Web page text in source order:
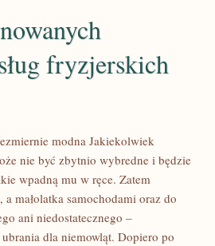
fryzjerskich
modna Jakiekolwiek
nie być zbytnio wybredne i będzie
wpadną mu w ręce. Zatem
małolatka samochodami oraz do
ani niedostatecznego –
dla niemowląt. Dopiero po